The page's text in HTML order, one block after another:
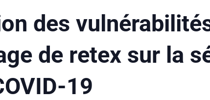
des
de retex sur la
19